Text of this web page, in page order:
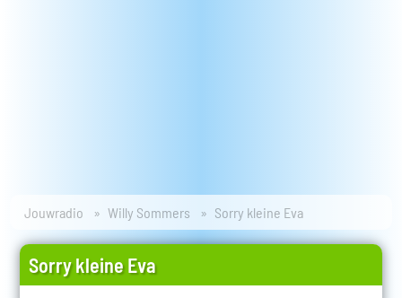
Jouwradio Willy Sommers Sorry kleine Eva
Sorry kleine Eva